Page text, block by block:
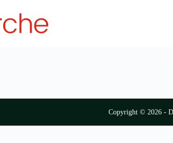
Copyright © 2026 -